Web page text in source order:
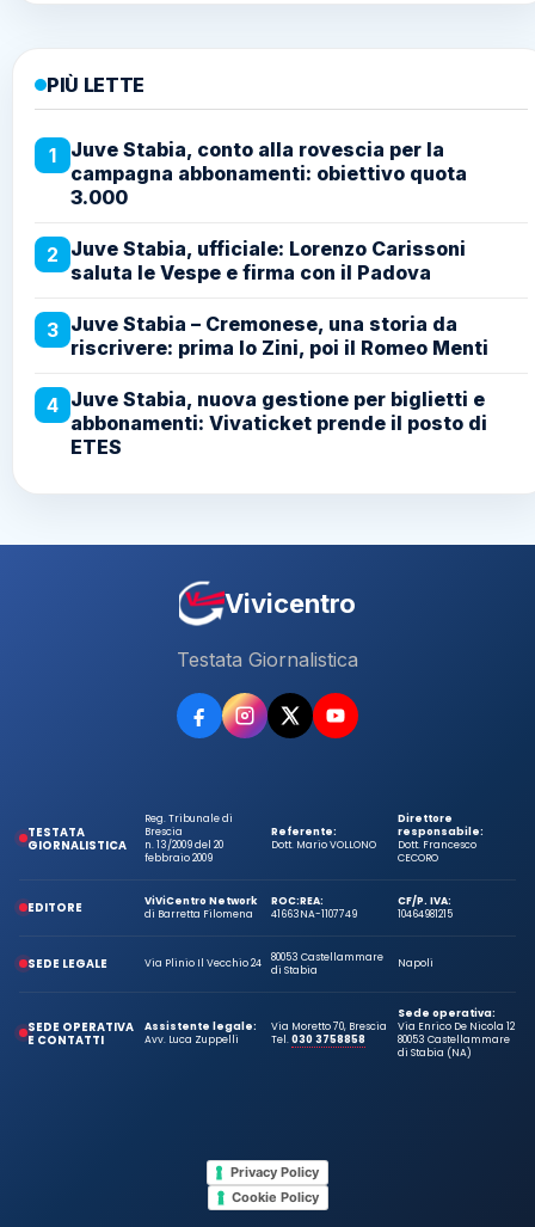
PIÙ LETTE
1
Juve Stabia, conto alla rovescia per la
campagna abbonamenti: obiettivo quota
3.000
2 Juve Stabia, ufficiale: Lorenzo Carissoni
saluta le Vespe e firma con il Padova
3 Juve Stabia – Cremonese, una storia da
riscrivere: prima lo Zini, poi il Romeo Menti
4 Juve Stabia, nuova gestione per biglietti e
abbonamenti: Vivaticket prende il posto di
ETES
Vivicentro
Testata Giornalistica
TESTATA
GIORNALISTICA
Reg. Tribunale di
Brescia
n. 13/2009 del 20
febbraio 2009
Referente:
Dott. Mario VOLLONO
Direttore
responsabile:
Dott. Francesco
CECORO
EDITORE
ViViCentro Network
di Barretta Filomena
ROC:
41663
REA:
NA-1107749
CF/P. IVA:
10464981215
SEDE LEGALE Via Plinio Il Vecchio 24
80053 Castellammare
di Stabia
Napoli
SEDE OPERATIVA
E CONTATTI
Assistente legale:
Avv. Luca Zuppelli
Via Moretto 70, Brescia
Tel.030 3758858
Sede operativa:
Via Enrico De Nicola 12
80053 Castellammare
di Stabia (NA)
Privacy Policy
Cookie Policy